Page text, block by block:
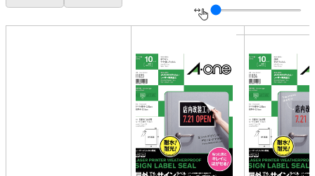
す
2
1
0